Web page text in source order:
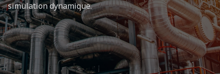
simulation dynamique.